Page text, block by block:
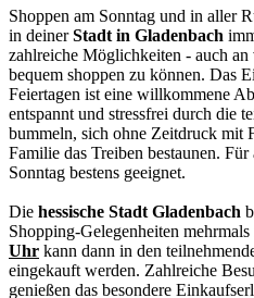
Shoppen am Sonntag und in aller
in deinerStadt in Gladenbach
zahlreiche Möglichkeiten - auch an
bequem shoppen zu können. Das
Feiertagen ist eine willkommene
entspannt und stressfrei durch die
bummeln, sich ohne Zeitdruck mit
Familie das Treiben bestaunen.
Sonntag bestens geeignet.
Die hessische Stadt Gladenbach
Shopping-Gelegenheiten
Uhr kann dann in den
eingekauft werden. Zahlreiche
genießen das besondere